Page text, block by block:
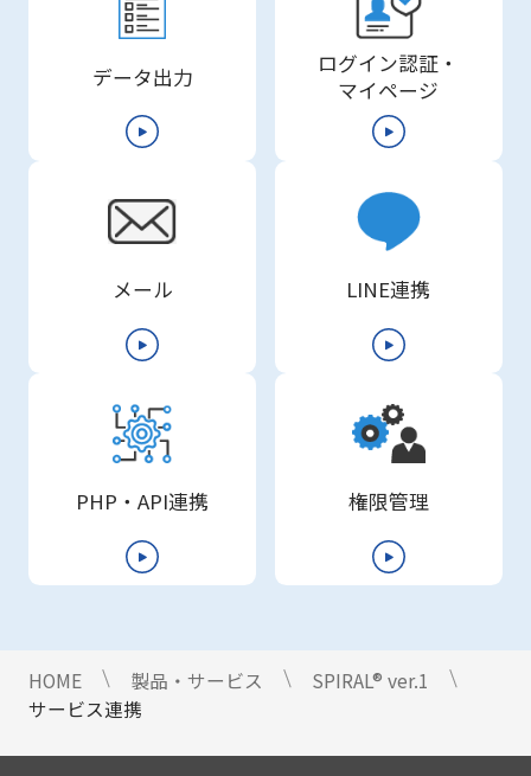
データ出力
ログイン認証・
マイページ
メール LINE連携
PHP・API連携 権限管理
HOME 製品・サービス
SPIRAL®︎ ver.1
サービス連携